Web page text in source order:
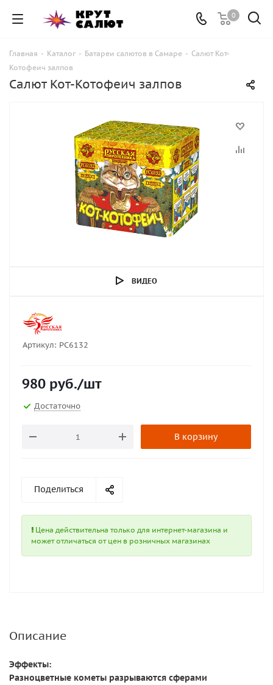
0
Главная - Каталог - Батареи салютов в Самаре - Салют Кот-
Котофеич залпов
Салют Кот-Котофеич залпов
ВИДЕО
Артикул: РС6132
980 руб./шт
Достаточно
В корзину
Поделиться
Цена действительна только для интернет-магазина и
может отличаться от цен в розничных магазинах
Описание
Эффекты:
Разноцветные кометы разрываются сферами